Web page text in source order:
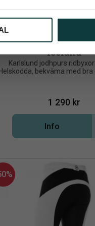
jodhpurs
Iceland
Karlslund jodhpurs
Helskodda, bekväma med
1 290 kr
Info
%